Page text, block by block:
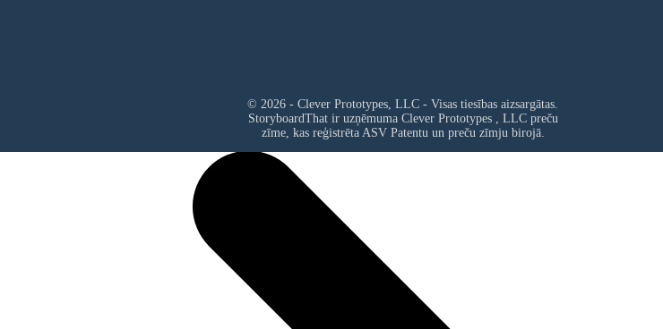
© 2026 - Clever Prototypes, LLC - Visas tiesības aizsargātas.
StoryboardThat ir uzņēmuma Clever Prototypes , LLCpreču
zīme, kas reģistrēta ASV Patentu un preču zīmju birojā.